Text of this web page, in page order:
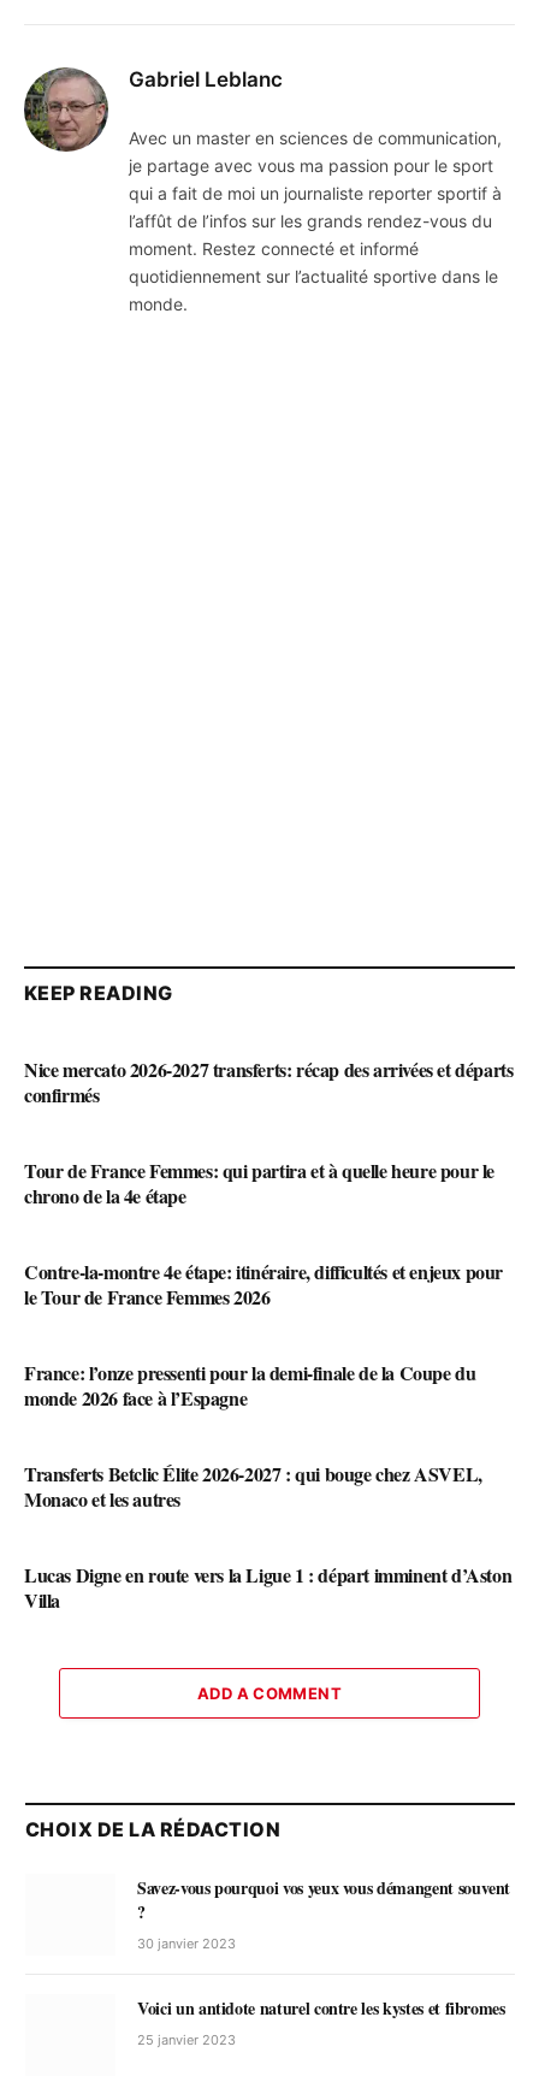
Gabriel Leblanc
Avec un master en sciences de communication,
je partage avec vous ma passion pour le sport
qui a fait de moi un journaliste reporter sportif à
l’affût de l’infos sur les grands rendez-vous du
moment. Restez connecté et informé
quotidiennement sur l’actualité sportive dans le
monde.
KEEP READING
Nice mercato 2026-2027 transferts: récap des arrivées et départs
confirmés
Tour de France Femmes: qui partira et à quelle heure pour le
chrono de la 4e étape
Contre-la-montre 4e étape: itinéraire, difficultés et enjeux pour
le Tour de France Femmes 2026
France: l’onze pressenti pour la demi-finale de la Coupe du
monde 2026 face à l’Espagne
Transferts Betclic Élite 2026-2027 : qui bouge chez ASVEL,
Monaco et les autres
Lucas Digne en route vers la Ligue 1 : départ imminent d’Aston
Villa
ADD A COMMENT
CHOIX DE LA RÉDACTION
Savez-vous pourquoi vos yeux vous démangent souvent
?
30 janvier 2023
Voici un antidote naturel contre les kystes et fibromes
25 janvier 2023